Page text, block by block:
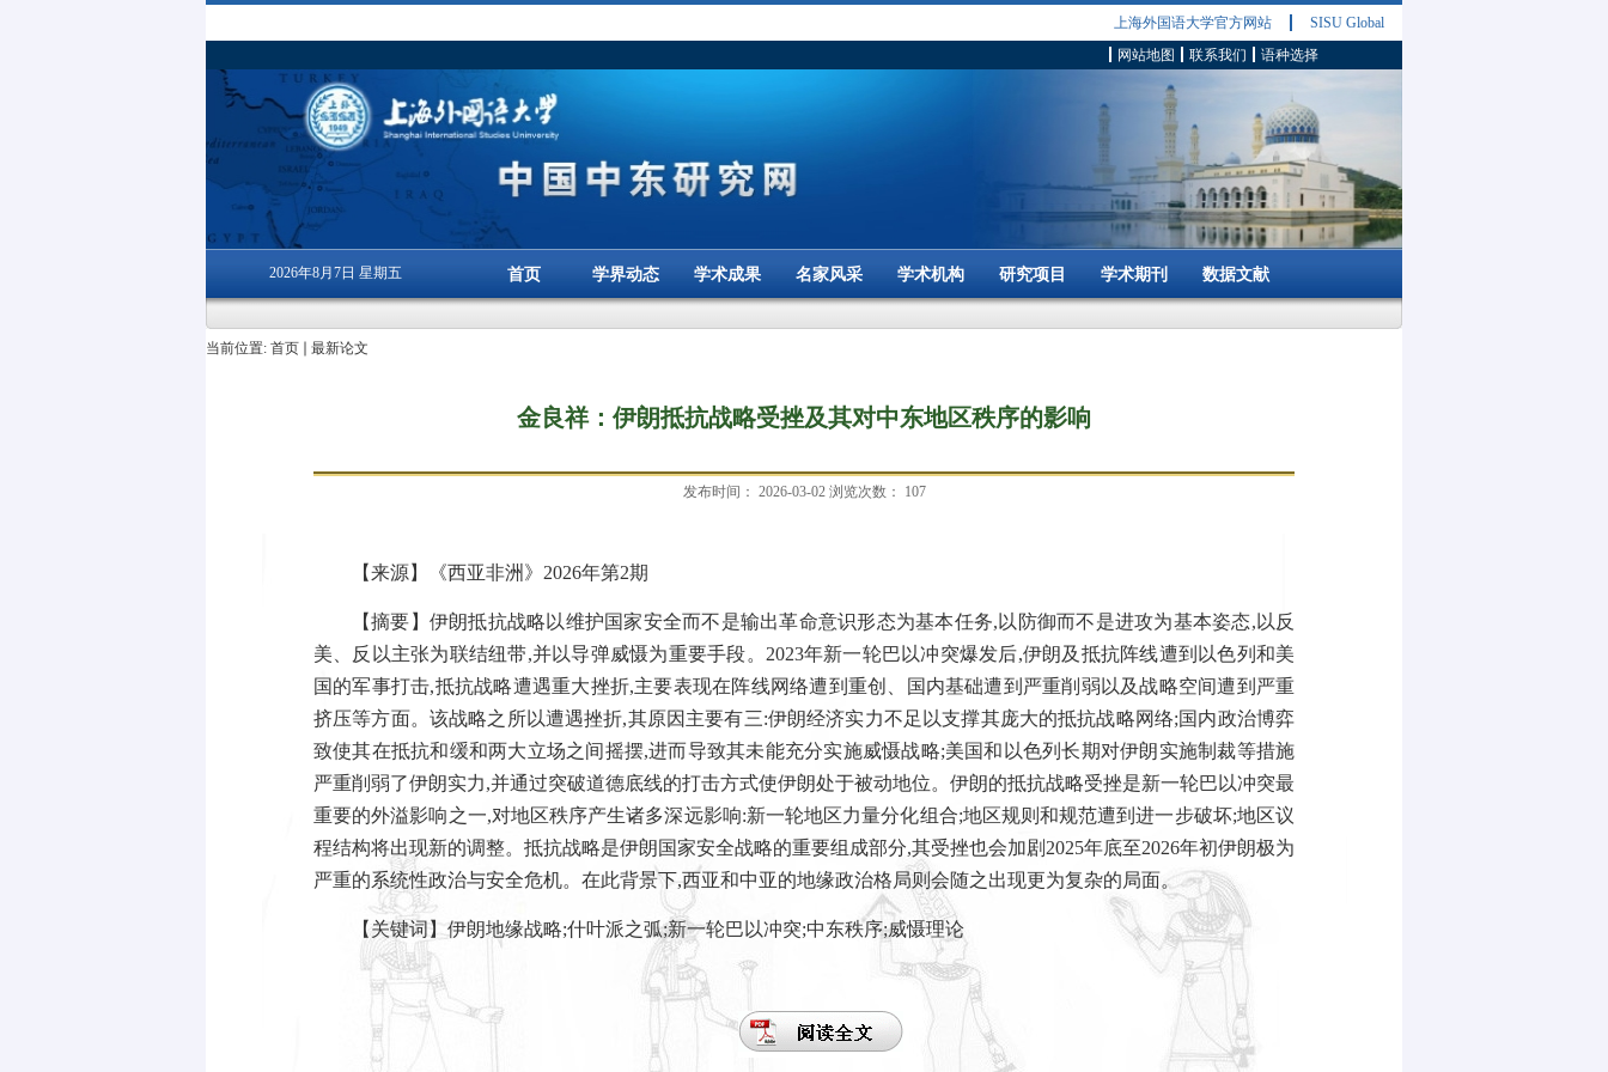
上海外国语大学官方网站
SISU Global
网站地图
联系我们 语种选择
2026年8月7日 星期五 首页 学界动态 学术成果 名家风采 学术机构 研究项目 学术期刊 数据文献
当前位置: 首页 最新论文
金良祥：伊朗抵抗战略受挫及其对中东地区秩序的影响
发布时间： 2026-03-02 浏览次数： 107
【来源】《西亚非洲》 2026年第2期
【摘要】伊朗抵抗战略以维护国家安全而不是输出革命意识形态为基本任务, 以防御而不是进攻为基本姿态, 以反
美、反以主张为联结纽带,并以导弹威慑为重要手段。 2023年新一轮巴以冲突爆发后,伊朗及抵抗阵线遭到以色列和美
国的军事打击,抵抗战略遭遇重大挫折,主要表现在阵线网络遭到重创、国内基础遭到严重削弱以及战略空间遭到严重
挤压等方面。该战略之所以遭遇挫折,其原因主要有三:伊朗经济实力不足以支撑其庞大的抵抗战略网络;国内政治博弈
致使其在抵抗和缓和两大立场之间摇摆,进而导致其未能充分实施威慑战略;美国和以色列长期对伊朗实施制裁等措施
严重削弱了伊朗实力,并通过突破道德底线的打击方式使伊朗处于被动地位。伊朗的抵抗战略受挫是新一轮巴以冲突最
重要的外溢影响之一,对地区秩序产生诸多深远影响:新一轮地区力量分化组合;地区规则和规范遭到进一步破坏;地区议
程结构将出现新的调整。抵抗战略是伊朗国家安全战略的重要组成部分,其受挫也会加剧 2025年底至2026年初伊朗极为
严重的系统性政治与安全危机。在此背景下,西亚和中亚的地缘政治格局则会随之出现更为复杂的局面。
【关键词】伊朗地缘战略;什叶派之弧;新一轮巴以冲突;中东秩序;威慑理论